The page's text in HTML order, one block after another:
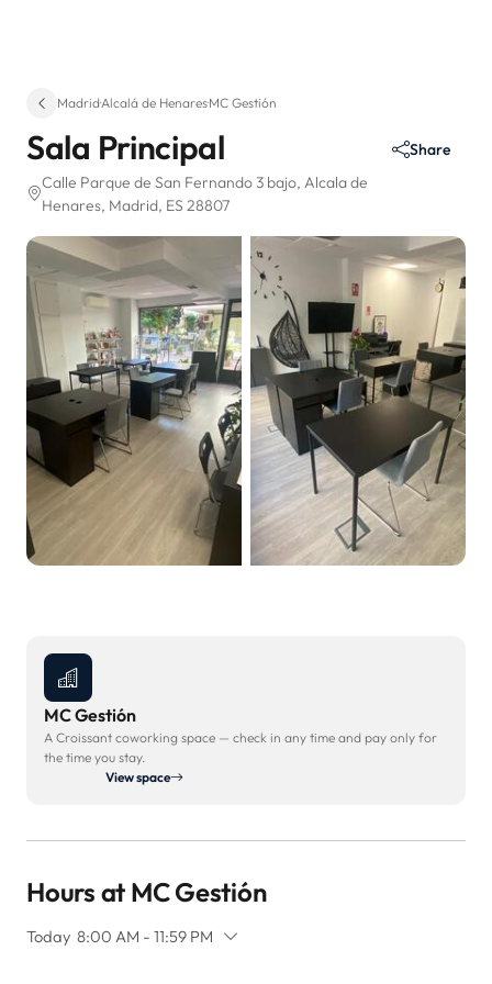
Madrid·Alcalá de Henares·MC Gestión
Sala Principal
Calle Parque de San Fernando 3 bajo, Alcala de
Henares, Madrid, ES 28807
Share
MC Gestión
A Croissant coworking space — check in any time and pay only for
the time you stay.
View space
Hours at MC Gestión
Today 8:00 AM - 11:59 PM